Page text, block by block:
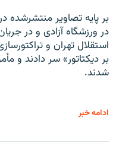
بر پایه تصاویر
در ورزشگاه آزادی و در
استقلال تهران و
بر دیکتاتور» سر دادند و
شدند.
ادامه خبر